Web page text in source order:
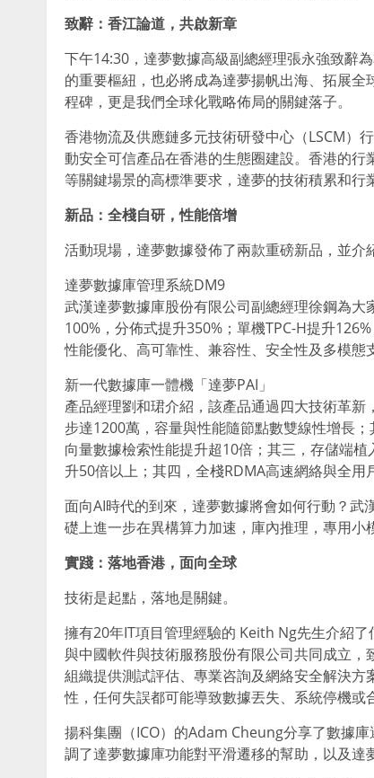
致辭：香江論道，共啟新章
下午14:30，達夢數據高級副總經理張永強致辭
的重要樞紐，也必將成為達夢揚帆出海、拓展
程碑，更是我們全球化戰略佈局的關鍵落子。
香港物流及供應鏈多元技術研發中心（LSCM）
動安全可信產品在香港的生態圈建設。香港的
等關鍵場景的高標準要求，達夢的技術積累和行
新品：全棧自研，性能倍增
活動現場，達夢數據發佈了兩款重磅新品，並介
達夢數據庫管理系統DM9
武漢達夢數據庫股份有限公司副總經理徐鋼為
100%，分佈式提升350%；單機TPC-H提升
性能優化、高可靠性、兼容性、安全性及多模態
新一代數據庫一體機「達夢PAI」
產品經理劉和珺介紹，該產品通過四大技術革
步達1200萬，容量與性能隨節點數雙線性增長
向量數據檢索性能提升超10倍；其三，存儲端
升50倍以上；其四，全棧RDMA高速網絡與全用
面向AI時代的到來，達夢數據將會如何行動？
礎上進一步在異構算力加速，庫內推理，專用小
實踐：落地香港， 面向全球
技術是起點，落地是關鍵。
擁有20年IT項目管理經驗的 Keith Ng先生介紹
與中國軟件與技術服務股份有限公司共同成立
組織提供測試評估、專業咨詢及網絡安全解決
性，任何失誤都可能導致數據丟失、系統停機或
揚科集團（ICO）的Adam Cheung分享了數據
調了達夢數據庫功能對平滑遷移的幫助，以及達